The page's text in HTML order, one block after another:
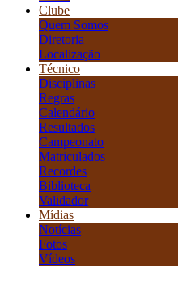
Clube
Quem Somos
Diretoria
Localização
Técnico
Disciplinas
Regras
Calendário
Resultados
Campeonato
Matriculados
Recordes
Biblioteca
Validador
Mídias
Notícias
Fotos
Vídeos